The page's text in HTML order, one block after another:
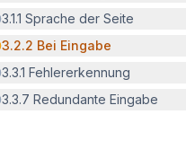
Erfüllt:
3.1.1 Sprache der Seite
Potenzielle Barriere:
3.2.2 Bei Eingabe
Erfüllt:
3.3.1 Fehlererkennung
Erfüllt:
3.3.7 Redundante Eingabe